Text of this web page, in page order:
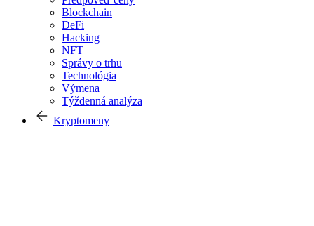
Blockchain
DeFi
Hacking
NFT
Správy o trhu
Technológia
Výmena
Týždenná analýza
Kryptomeny